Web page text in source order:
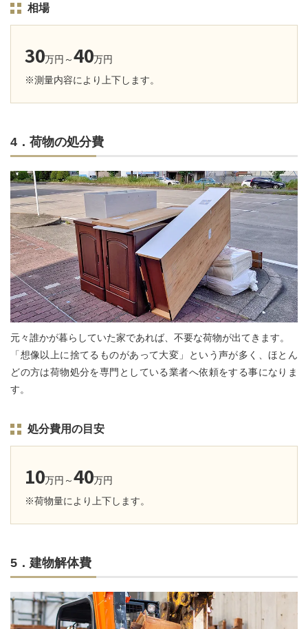
相場
30万円～40万円
※測量内容により上下します。
4．荷物の処分費
元々誰かが暮らしていた家であれば、不要な荷物が出てきます。
「想像以上に捨てるものがあって大変」という声が多く、ほとん
どの方は荷物処分を専門としている業者へ依頼をする事になりま
す。
処分費用の目安
10万円～40万円
※荷物量により上下します。
5．建物解体費